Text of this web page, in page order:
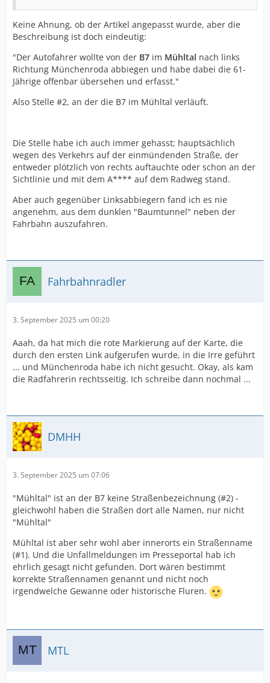
Keine Ahnung, ob der Artikel angepasst wurde, aber die
Beschreibung ist doch eindeutig:
"Der Autofahrer wollte von der B7 im Mühltal nach links
Richtung Münchenroda abbiegen und habe dabei die 61-
Jährige offenbar übersehen und erfasst."
Also Stelle #2, an der die B7 im Mühltal verläuft.
Die Stelle habe ich auch immer gehasst; hauptsächlich
wegen des Verkehrs auf der einmündenden Straße, der
entweder plötzlich von rechts auftauchte oder schon an der
Sichtlinie und mit dem A**** auf dem Radweg stand.
Aber auch gegenüber Linksabbiegern fand ich es nie
angenehm, aus dem dunklen "Baumtunnel" neben der
Fahrbahn auszufahren.
Fahrbahnradler
3. September 2025 um 00:20
Aaah, da hat mich die rote Markierung auf der Karte, die
durch den ersten Link aufgerufen wurde, in die Irre geführt
... und Münchenroda habe ich nicht gesucht. Okay, als kam
die Radfahrerin rechtsseitig. Ich schreibe dann nochmal ...
DMHH
3. September 2025 um 07:06
"Mühltal" ist an der B7 keine Straßenbezeichnung (#2) -
gleichwohl haben die Straßen dort alle Namen, nur nicht
"Mühltal"
Mühltal ist aber sehr wohl aber innerorts ein Straßenname
(#1). Und die Unfallmeldungen im Presseportal hab ich
ehrlich gesagt nicht gefunden. Dort wären bestimmt
korrekte Straßennamen genannt und nicht noch
irgendwelche Gewanne oder historische Fluren.
MTL